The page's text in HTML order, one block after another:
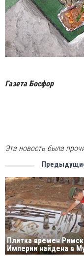
Газета Босфор
Эта новость была
Плитка времен
Империи найдена в